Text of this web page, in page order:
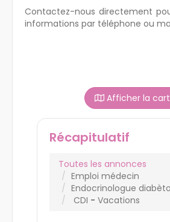
Contactez-nous directement
informations par téléphone ou
Afficher la
Récapitulatif
Toutes les annonces
Emploi médecin
Endocrinologue
CDI - Vacations